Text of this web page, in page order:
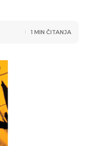
1 MIN ČITANJA